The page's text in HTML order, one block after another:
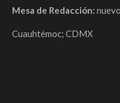
Mesa de Redacción:
Cuauhtémoc; CDMX